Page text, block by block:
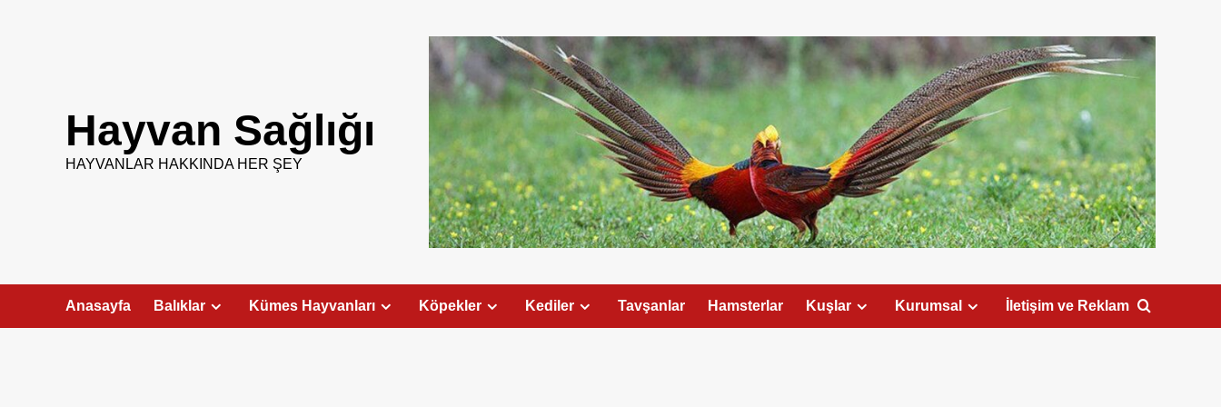
Hayvan Sağlığı
HAYVANLAR HAKKINDA HER ŞEY
Anasayfa Balıklar Kümes Hayvanları Köpekler Kediler Tavşanlar Hamsterlar Kuşlar Kurumsal İletişim ve Reklam